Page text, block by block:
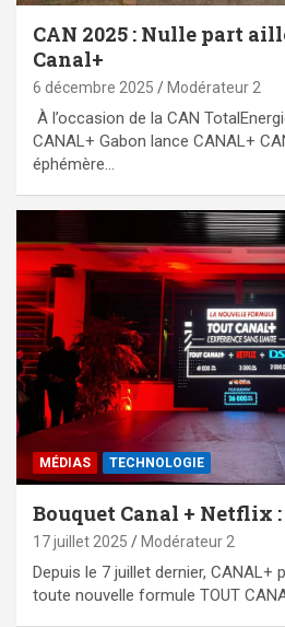
CAN 2025 : Nulle part
Canal+
6 décembre 2025 Modérateur 2
À l’occasion de la CAN
CANAL+ Gabon lance CANAL+
éphémère…
MÉDIAS TECHNOLOGIE
Bouquet Canal + Netflix
17 juillet 2025 Modérateur 2
Depuis le 7 juillet dernier, CANAL+
toute nouvelle formule TOUT